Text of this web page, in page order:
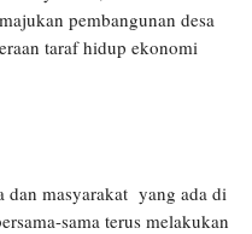
pembangunan desa
taraf hidup ekonomi
dan masyarakat yang ada di
sama terus melakukan